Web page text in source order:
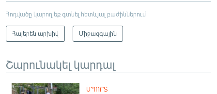
Հոդվածը կարող եք գտնել հետևյալ բաժիններում
Հայերեն արխիվ Միջազգային
Շարունակել կարդալ
ՍՊՈՐՏ